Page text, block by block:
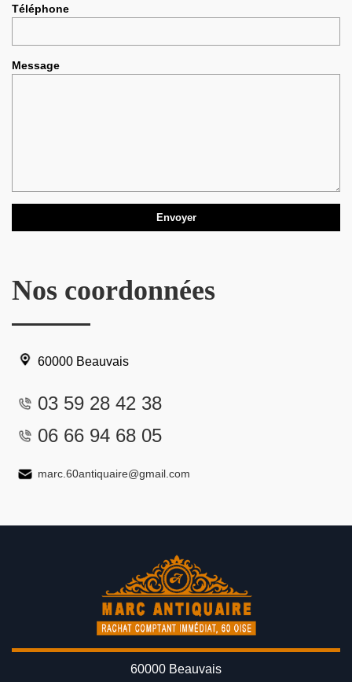
Téléphone
Message
Nos coordonnées
60000 Beauvais
03 59 28 42 38
06 66 94 68 05
marc.60antiquaire@gmail.com
60000 Beauvais